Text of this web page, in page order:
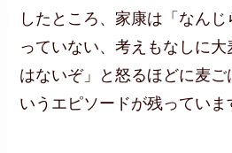
したところ、家康は「なん
っていない、考えもなしに
はないぞ」と怒るほどに麦ご
いうエピソードが残っていま